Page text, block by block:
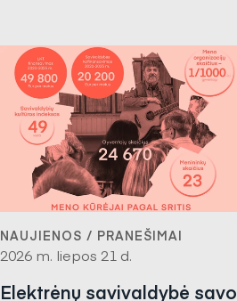
NAUJIENOS / PRANEŠIMAI
2026 m. liepos 21 d.
Elektrėnų savivaldybė savo